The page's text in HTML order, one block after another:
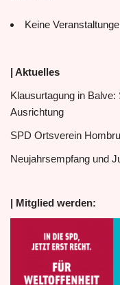
Keine
| Aktuelles
Klausurtagung in
Ausrichtung
SPD Ortsverein
Neujahrsempfang und
| Mitglied werden: